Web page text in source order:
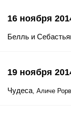
16 ноября
Белль и
19 ноября
Чудеса, Аличе